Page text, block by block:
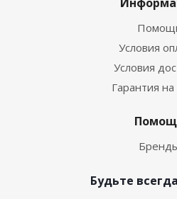
Условия
Условия
Гарантия на
Будьте